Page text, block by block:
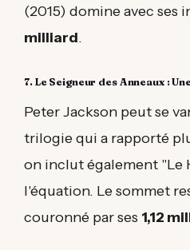
(2015) domine avec ses
milliard.
7. Le Seigneur des Anneaux :
Peter Jackson peut se
trilogie qui a rapporté
on inclut également "Le
l'équation. Le sommet
couronné par ses 1,12